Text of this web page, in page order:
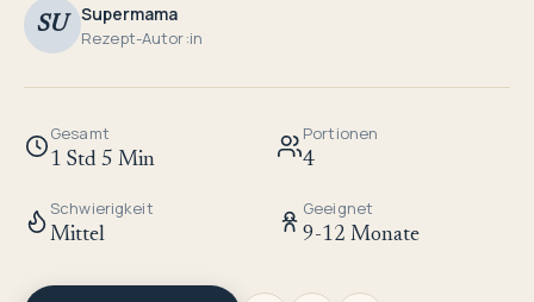
SU Supermama
Rezept-Autor:in
Gesamt
1 Std 5 Min
Portionen
4
Schwierigkeit
Mittel
Geeignet
9-12 Monate